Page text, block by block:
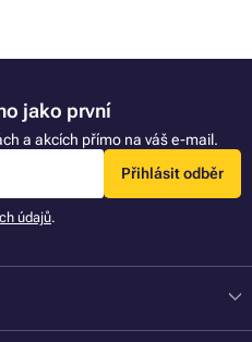
jako první
a akcích přímo na váš e-mail.
Přihlásit odběr
údajů.